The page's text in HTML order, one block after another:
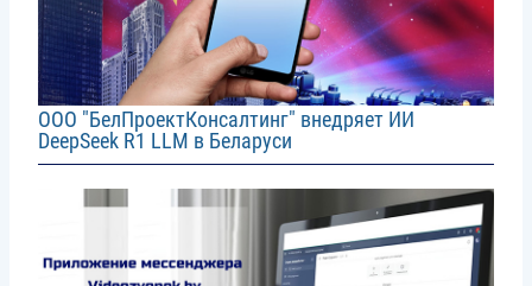
ООО "БелПроектКонсалтинг" внедряет ИИ
DeepSeek R1 LLM в Беларуси